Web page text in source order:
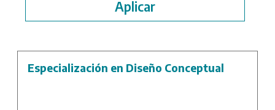
Especialización en Diseño Conceptual